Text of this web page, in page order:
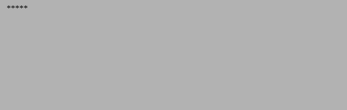
*****